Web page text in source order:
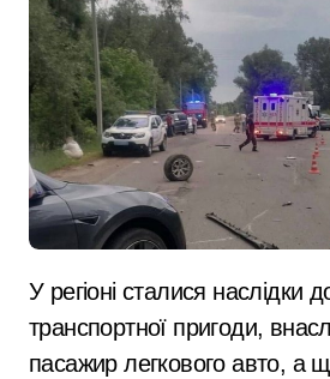
У регіоні сталися наслідки дорожньо-
транспортної пригоди,
пасажир легкового авто, а